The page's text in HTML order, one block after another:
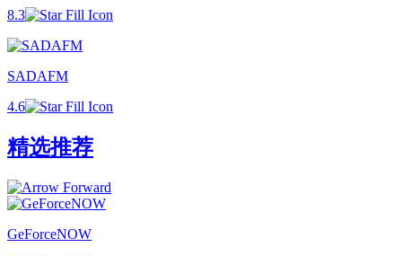
8.3
SADAFM
4.6
精选推荐
GeForceNOW